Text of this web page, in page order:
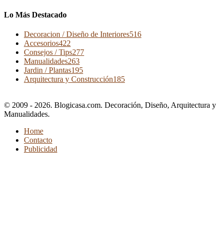
Lo Más Destacado
Decoracion / Diseño de Interiores516
Accesorios422
Consejos / Tips277
Manualidades263
Jardin / Plantas195
Arquitectura y Construcción185
© 2009 - 2026. Blogicasa.com. Decoración, Diseño, Arquitectura y
Manualidades.
Home
Contacto
Publicidad